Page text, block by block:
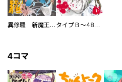
異修羅 新魔王戦争 タイプＢ～48時間後、致死率100％～【単話】
4コマ